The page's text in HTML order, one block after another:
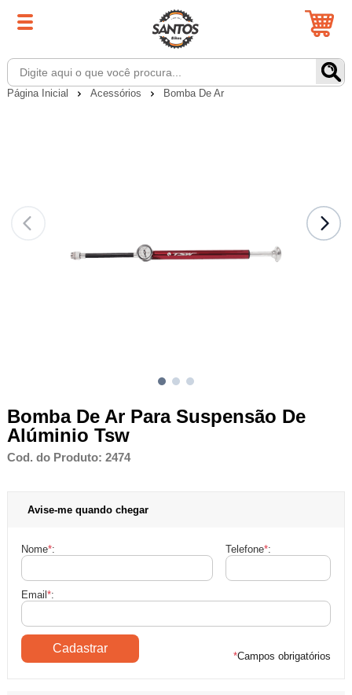
Página Inicial Acessórios Bomba De Ar
Bomba De Ar Para Suspensão De
Alúminio Tsw
Cod. do Produto: 2474
Avise-me quando chegar
Nome*: Telefone*:
Email*:
*Campos obrigatórios